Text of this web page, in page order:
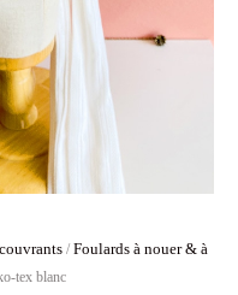
/ Foulards à nouer & à
tex blanc